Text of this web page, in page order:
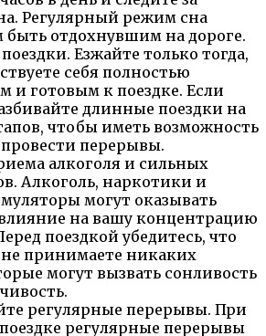
Регулярный режим сна
быть отдохнувшим на дороге.
Езжайте только тогда,
себя полностью
и готовым к поездке. Если
длинные поездки на
чтобы иметь возможность
перерывы.
алкоголя и сильных
Алкоголь, наркотики и
могут оказывать
на вашу концентрацию
поездкой убедитесь, что
принимаете никаких
могут вызвать сонливость
регулярные перерывы. При
регулярные перерывы